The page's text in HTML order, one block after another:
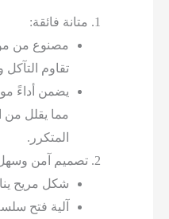
متانة فائقة:
مصنوع من مواد
تقاوم التآكل والكسر.
يضمن أداءً موثوقًا على
مما يقلل من الحاجة إلى
تصميم آمن وسهل
شكل مريح يناسب اليد
آلية فتح سلسة تضمن